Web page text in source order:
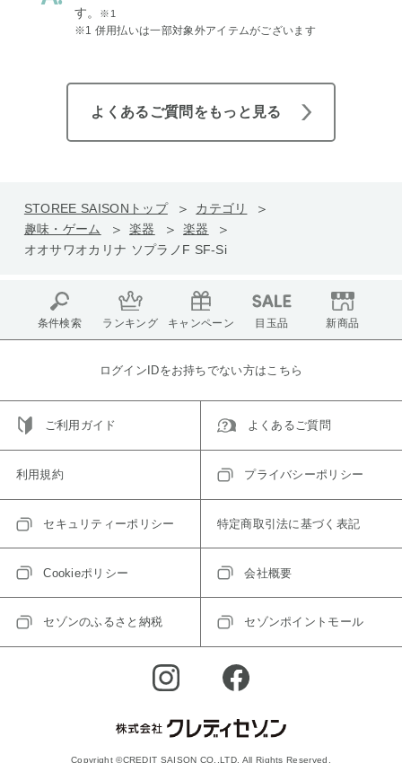
す。
※1
※1 併用払いは一部対象外アイテムがございます
よくあるご質問をもっと見る
STOREE SAISONトップ
カテゴリ
趣味・ゲーム
楽器
楽器
オオサワオカリナ ソプラノF SF-Si
条件検索 ランキング キャンペーン 目玉品 新商品
ログインIDをお持ちでない方はこちら
ご利用ガイド よくあるご質問
利用規約 プライバシーポリシー
セキュリティーポリシー 特定商取引法に基づく表記
Cookieポリシー 会社概要
セゾンのふるさと納税 セゾンポイントモール
Copyright ©CREDIT SAISON CO.,LTD. All Rights Reserved.